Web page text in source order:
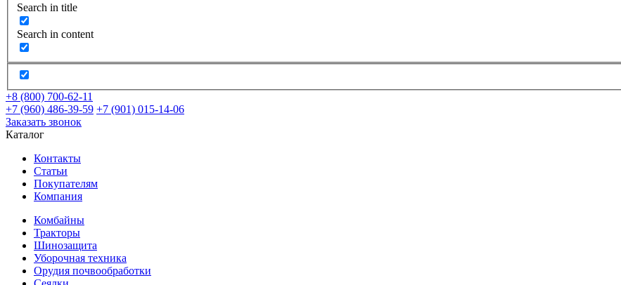
Search in title
Search in content
+8 (800) 700-62-11
+7 (960) 486-39-59 +7 (901) 015-14-06
Заказать звонок
Каталог
Контакты
Статьи
Покупателям
Компания
Комбайны
Тракторы
Шинозащита
Уборочная техника
Орудия почвообработки